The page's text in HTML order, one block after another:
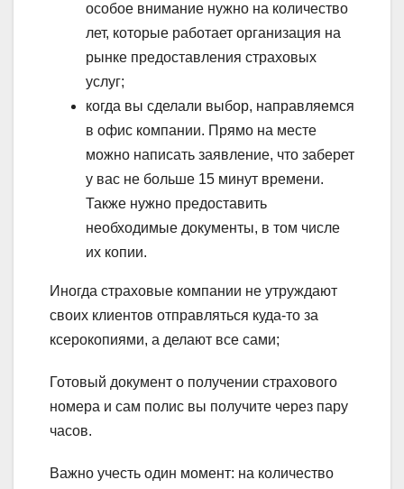
особое внимание нужно на количество
лет, которые работает организация на
рынке предоставления страховых
услуг;
когда вы сделали выбор, направляемся
в офис компании. Прямо на месте
можно написать заявление, что заберет
у вас не больше 15 минут времени.
Также нужно предоставить
необходимые документы, в том числе
их копии.
Иногда страховые компании не утруждают
своих клиентов отправляться куда-то за
ксерокопиями, а делают все сами;
Готовый документ о получении страхового
номера и сам полис вы получите через пару
часов.
Важно учесть один момент: на количество